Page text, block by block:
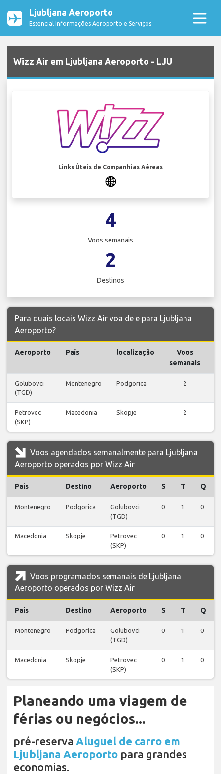
Ljubljana Aeroporto
Essencial Informações Aeroporto e Serviços
Wizz Air em Ljubljana Aeroporto - LJU
Links Úteis de Companhias Aéreas
4
Voos semanais
2
Destinos
Para quais locais Wizz Air voa de e para Ljubljana
Aeroporto?
Aeroporto País localização
Voos
semanais
Golubovci
(TGD)
Montenegro Podgorica 2
Petrovec
(SKP)
Macedonia Skopje 2
Voos agendados semanalmente para Ljubljana
Aeroporto operados por Wizz Air
País Destino Aeroporto S T Q
Montenegro Podgorica
Golubovci
(TGD)
0 1 0
Macedonia Skopje
Petrovec
(SKP)
0 1 0
Voos programados semanais de Ljubljana
Aeroporto operados por Wizz Air
País Destino Aeroporto S T Q
Montenegro Podgorica
Golubovci
(TGD)
0 1 0
Macedonia Skopje
Petrovec
(SKP)
0 1 0
Planeando uma viagem de
férias ou negócios...
pré-reserva Aluguel de carro em
Ljubljana Aeroporto para grandes
economias.